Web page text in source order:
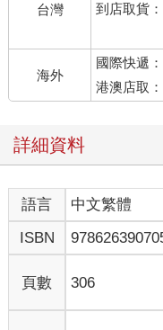
正如我們之前說的，海
備的皮質醇受體能告訴身
任何被操到極限的系統
糟的是，長期慢性壓力
害，一點一滴蠶食你的海
就是為什麼海馬迴特別
威的受體。
在憂鬱症患者身上常可
過程導致的結果。海馬迴
以逃脫的惡性循環。這
運動可以做為緩衝，保
一搏，維持既有功能和
之後，會感覺更清醒、更
台灣
到店取貨：
海外
國際快遞
港澳店取：
詳細資料
語言 中文繁體
ISBN
頁數 306